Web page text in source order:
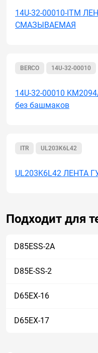
14U-32-00010-ITM
СМАЗЫВАЕМАЯ
BERCO 14U-32-00010
14U-32-00010
без башмаков
ITR UL203K6L42
UL203K6L42 ЛЕНТА
Подходит для
D85ESS-2A
D85E-SS-2
D65EX-16
D65EX-17